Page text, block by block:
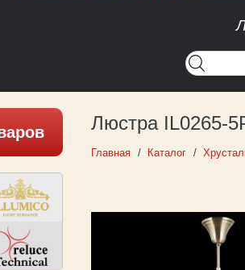
Люстра IL0265-
Главная Каталог